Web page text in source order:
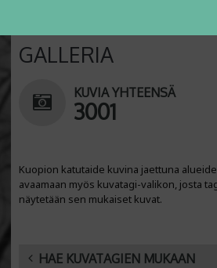
GALLERIA
KUVIA YHTEENSÄ
3001
Kuopion katutaide kuvina jaettuna
avaamaan myös kuvatagi-valikon, josta
näytetään sen mukaiset kuvat.
HAE KUVATAGIEN MUKAAN